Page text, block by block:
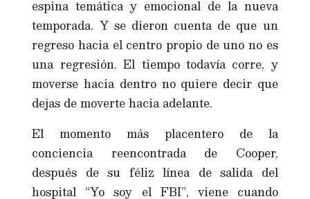
espina temática y emocional de la nueva
temporada. Y se dieron cuenta de que un
regreso hacia el centro propio de uno no es
una regresión. El tiempo todavía corre, y
moverse hacia dentro no quiere decir que
dejas de moverte hacia adelante.
El momento más placentero de la
conciencia reencontrada de Cooper,
después de su féliz línea de salida del
hospital “Yo soy el FBI”, viene cuando